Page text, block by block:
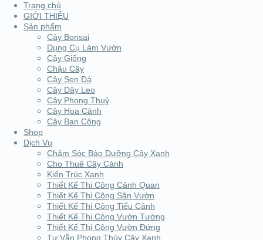
Trang chủ
GIỚI THIỆU
Sản phẩm
Cây Bonsai
Dụng Cụ Làm Vườn
Cây Giống
Chậu Cây
Cây Sen Đá
Cây Dây Leo
Cây Phong Thuỷ
Cây Hoa Cảnh
Cây Ban Công
Shop
Dịch Vụ
Chăm Sóc Bảo Dưỡng Cây Xanh
Cho Thuê Cây Cảnh
Kiến Trúc Xanh
Thiết Kế Thi Công Cảnh Quan
Thiết Kế Thi Công Sân Vườn
Thiết Kế Thi Công Tiểu Cảnh
Thiết Kế Thi Công Vườn Tường
Thiết Kế Thi Công Vườn Đứng
Tư Vẫn Phong Thủy Cây Xanh